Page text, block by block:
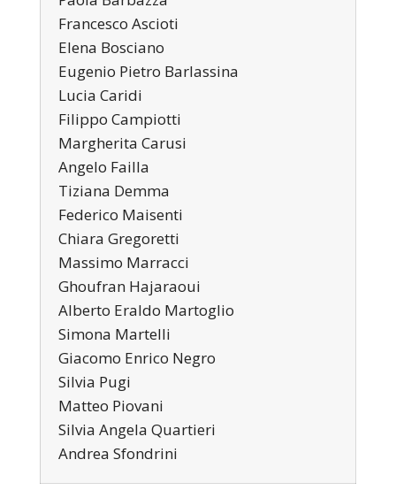
Francesco Ascioti
Elena Bosciano
Eugenio Pietro Barlassina
Lucia Caridi
Filippo Campiotti
Margherita Carusi
Angelo Failla
Tiziana Demma
Federico Maisenti
Chiara Gregoretti
Massimo Marracci
Ghoufran Hajaraoui
Alberto Eraldo Martoglio
Simona Martelli
Giacomo Enrico Negro
Silvia Pugi
Matteo Piovani
Silvia Angela Quartieri
Andrea Sfondrini